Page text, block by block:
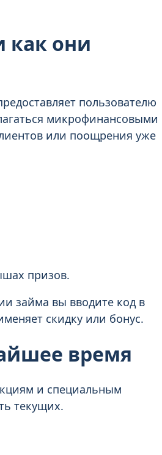
как они
пользователю
микрофинансовыми
или поощрения уже
призов.
займа вы вводите код в
скидку или бонус.
время
и специальным
текущих.